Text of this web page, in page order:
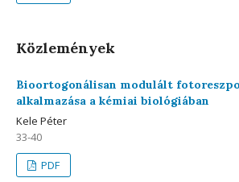
Közlemények
Bioortogonálisan modulált
alkalmazása a kémiai biológiában
Kele Péter
33-40
PDF